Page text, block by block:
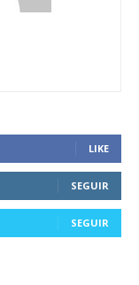
LIKE
SEGUIR
SEGUIR